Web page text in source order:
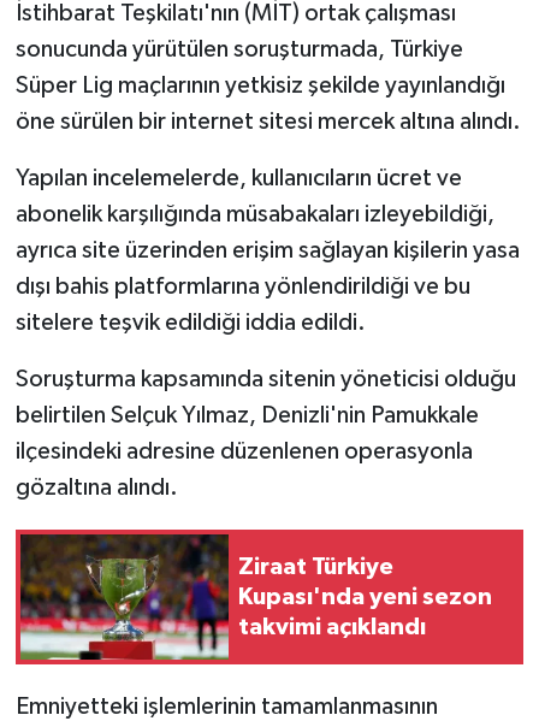
İstihbarat Teşkilatı'nın (MİT) ortak çalışması
sonucunda yürütülen soruşturmada, Türkiye
Süper Lig maçlarının yetkisiz şekilde yayınlandığı
öne sürülen bir internet sitesi mercek altına alındı.
Yapılan incelemelerde, kullanıcıların ücret ve
abonelik karşılığında müsabakaları izleyebildiği,
ayrıca site üzerinden erişim sağlayan kişilerin yasa
dışı bahis platformlarına yönlendirildiği ve bu
sitelere teşvik edildiği iddia edildi.
Soruşturma kapsamında sitenin yöneticisi olduğu
belirtilen Selçuk Yılmaz, Denizli'nin Pamukkale
ilçesindeki adresine düzenlenen operasyonla
gözaltına alındı.
Ziraat Türkiye
Kupası'nda yeni sezon
takvimi açıklandı
Emniyetteki işlemlerinin tamamlanmasının